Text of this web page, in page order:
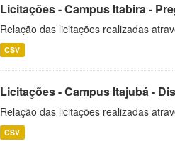
Licitações - Campus Itabira -
Relação das licitações realizadas
CSV
Licitações - Campus Itajubá -
Relação das licitações realizadas
CSV